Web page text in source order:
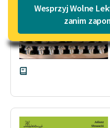
Lektury szkolne i klasyka
literatury do słuchania dla
uczennic i uczniów z
niepełnosprawnościami
E-kolekcja lektur
słuchania dla uczennic i
uczniów z
niepełnosprawnościami
Wesprzyj Wolne
zanim